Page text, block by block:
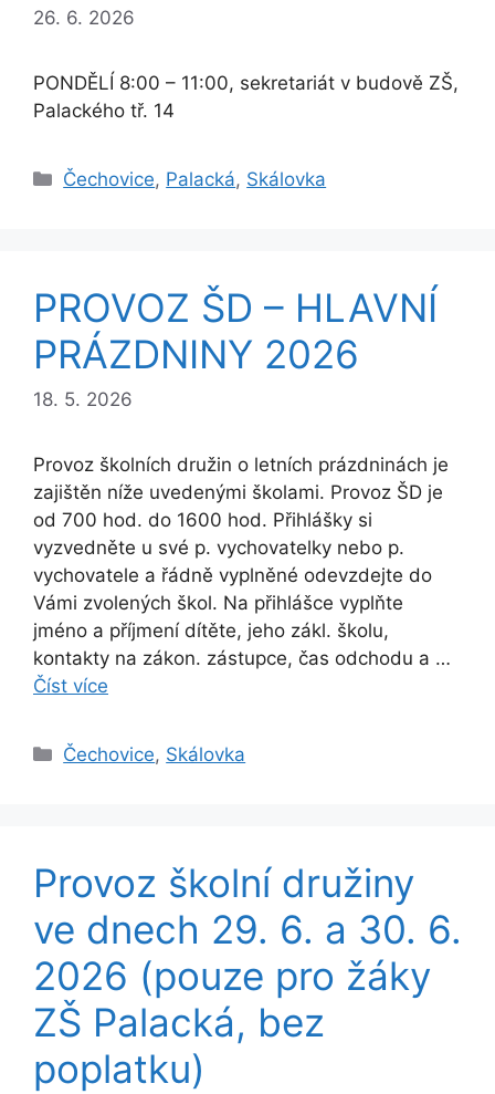
26. 6. 2026
PONDĚLÍ 8:00 – 11:00, sekretariát v budově ZŠ,
Palackého tř. 14
Rubriky
Čechovice, Palacká, Skálovka
PROVOZ ŠD – HLAVNÍ
PRÁZDNINY 2026
18. 5. 2026
Provoz školních družin o letních prázdninách je
zajištěn níže uvedenými školami. Provoz ŠD je
od 700 hod. do 1600 hod. Přihlášky si
vyzvedněte u své p. vychovatelky nebo p.
vychovatele a řádně vyplněné odevzdejte do
Vámi zvolených škol. Na přihlášce vyplňte
jméno a příjmení dítěte, jeho zákl. školu,
kontakty na zákon. zástupce, čas odchodu a …
Číst více
Rubriky
Čechovice, Skálovka
Provoz školní družiny
ve dnech 29. 6. a 30. 6.
2026 (pouze pro žáky
ZŠ Palacká, bez
poplatku)